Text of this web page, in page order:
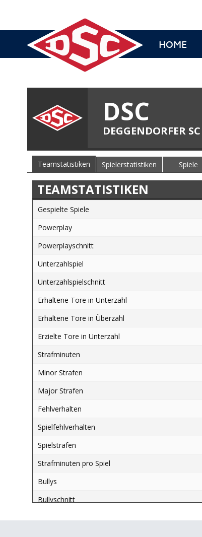
HOME
DSC
DEGGENDORFER SC
Teamstatistiken Spielerstatistiken Spiele
TEAMSTATISTIKEN
Gespielte Spiele
Powerplay
Powerplayschnitt
Unterzahlspiel
Unterzahlspielschnitt
Erhaltene Tore in Unterzahl
Erhaltene Tore in Überzahl
Erzielte Tore in Unterzahl
Strafminuten
Minor Strafen
Major Strafen
Fehlverhalten
Spielfehlverhalten
Spielstrafen
Strafminuten pro Spiel
Bullys
Bullyschnitt